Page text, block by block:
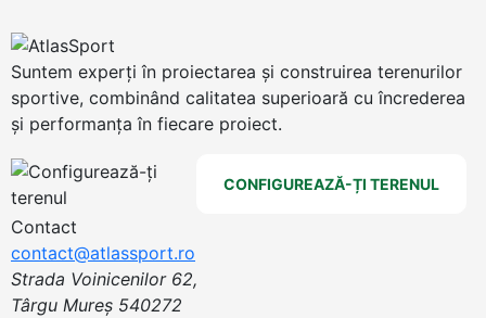
Suntem experți în proiectarea și construirea terenurilor
sportive, combinând calitatea superioară cu încrederea
și performanța în fiecare proiect.
CONFIGUREAZĂ-ȚI TERENUL
Contact
contact@atlassport.ro
Strada Voinicenilor 62,
Târgu Mureș 540272